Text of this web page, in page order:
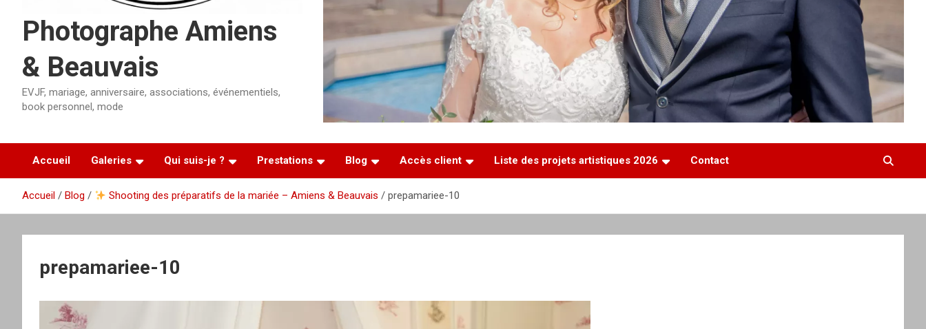
Photographe Amiens
& Beauvais
EVJF, mariage, anniversaire, associations, événementiels,
book personnel, mode
Accueil Galeries Qui suis-je ? Prestations Blog Accès client Liste des projets artistiques 2026 Contact
Accueil Blog Shooting des préparatifs de la mariée – Amiens & Beauvais prepamariee-10
prepamariee-10